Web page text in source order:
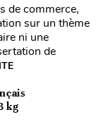
de commerce,
sur un thème
ni une
de
kg